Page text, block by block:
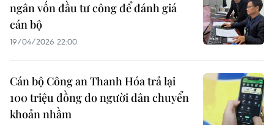
ngân vốn đầu tư công để đánh giá
cán bộ
19/04/2026 22:00
Cán bộ Công an Thanh Hóa trả lại
100 triệu đồng do người dân chuyển
khoản nhầm